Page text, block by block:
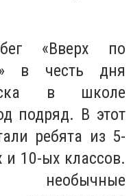
«Вверх по
в честь дня
в школе
подряд. В этот
ребята из 5-
10-ых классов.
необычные